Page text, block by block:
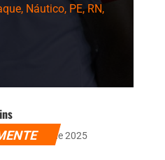
, Náutico, PE,RN,
fevereiro de 2025